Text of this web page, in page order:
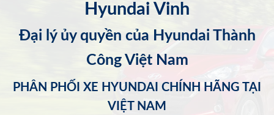
Hyundai Vinh
Đại lý ủy quyền của Hyundai Thành
Công Việt Nam
PHÂN PHỐI XE HYUNDAI CHÍNH HÃNG TẠI
VIỆT NAM